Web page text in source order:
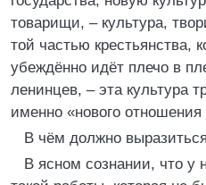
товарищи, – культура,
той частью крестьянства,
убеждённо идёт плечо в
ленинцев, – эта культура
именно «нового отношения
В чём должно
В ясном сознании, что у